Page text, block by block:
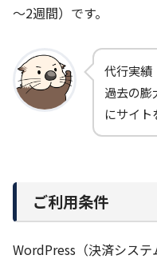
～2週間）です。
代行実績
過去の膨
にサイト
ご利用条件
WordPress（決済シス